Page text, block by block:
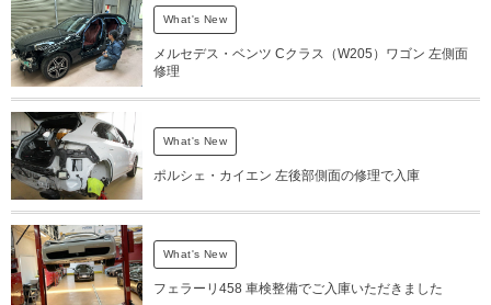
What's New
メルセデス・ベンツ Cクラス（W205）ワゴン 左側面
修理
What's New
ポルシェ・カイエン 左後部側面の修理で入庫
What's New
フェラーリ458 車検整備でご入庫いただきました